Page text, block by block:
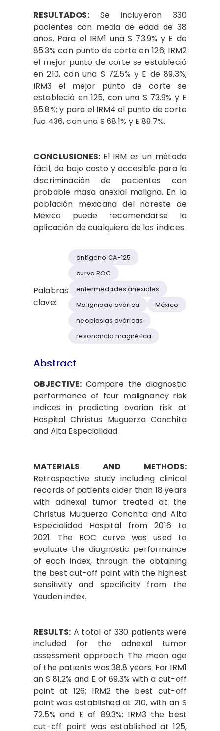
RESULTADOS:Se incluyeron 330
pacientes con media de edad de 38
años. Para el IRM1 una S 73.9% y E de
85.3% con punto de corte en 126; IRM2
el mejor punto de corte se estableció
en 210, con una S 72.5% y E de 89.3%;
IRM3 el mejor punto de corte se
estableció en 125, con una S 73.9% y E
85.8%; y para el IRM4 el punto de corte
fue 436, con una S 68.1% y E 89.7%.
CONCLUSIONES: El IRM es un método
fácil, de bajo costo y accesible para la
discriminación de pacientes con
probable masa anexial maligna. En la
población mexicana del noreste de
México puede recomendarse la
aplicación de cualquiera de los índices.
Palabras
clave:
antígeno CA-125
curva ROC
enfermedades anexiales
Malignidad ovárica
México
neoplasias ováricas
resonancia magnética
Abstract
OBJECTIVE: Compare the diagnostic
performance of four malignancy risk
indices in predicting ovarian risk at
Hospital Christus Muguerza Conchita
and Alta Especialidad.
MATERIALS AND METHODS:
Retrospective study including clinical
records of patients older than 18 years
with adnexal tumor treated at the
Christus Muguerza Conchita and Alta
Especialidad Hospital from 2016 to
2021. The ROC curve was used to
evaluate the diagnostic performance
of each index, through the obtaining
the best cut-off point with the highest
sensitivity and specificity from the
Youden index.
RESULTS: A total of 330 patients were
included for the adnexal tumor
assessment approach. The mean age
of the patients was 38.8 years. For IRM1
an S 81.2% and E of 69.3% with a cut-off
point at 126; IRM2 the best cut-off
point was established at 210, with an S
72.5% and E of 89.3%; IRM3 the best
cut-off point was established at 125,